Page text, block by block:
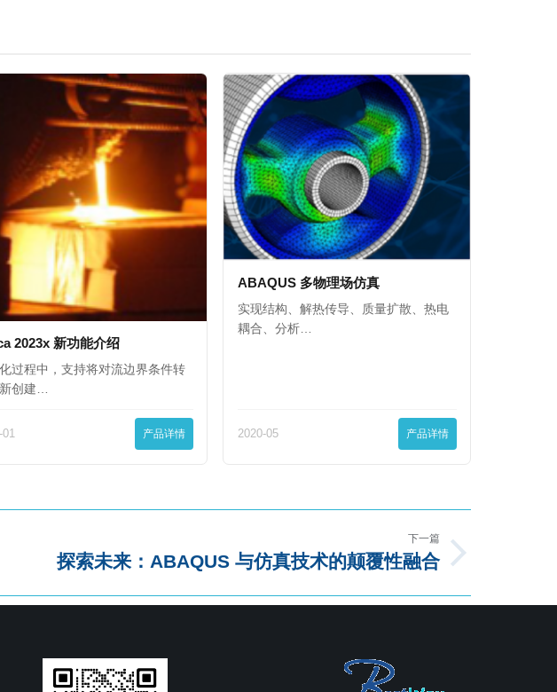
2023x 新功能介绍
过程中，支持将对流边界条件转
创建…
产品详情
ABAQUS 多物理场仿真
实现结构、解热传导、质量扩散、热电
耦合、分析…
2020-05 产品详情
下一篇
探索未来：ABAQUS 与仿真技术的颠覆性融合